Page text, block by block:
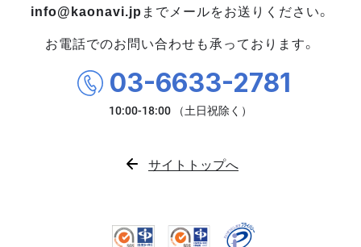
info@kaonavi.jp までメールをお送りください。
お電話でのお問い合わせも承っております。
03-6633-2781
サイトトップへ